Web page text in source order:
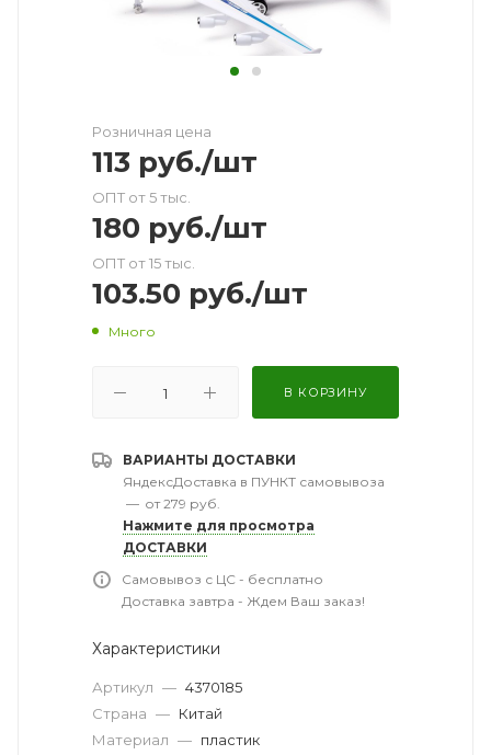
Розничная цена
113 руб./шт
ОПТ от 5 тыс.
180 руб./шт
ОПТ от 15 тыс.
103.50 руб./шт
Много
В КОРЗИНУ
ВАРИАНТЫ ДОСТАВКИ
ЯндексДоставка в ПУНКТ самовывоза
— от 279 руб.
Нажмите для просмотра
ДОСТАВКИ
Самовывоз с ЦС - бесплатно
Доставка завтра - Ждем Ваш заказ!
Характеристики
Артикул — 4370185
Страна — Китай
Материал — пластик